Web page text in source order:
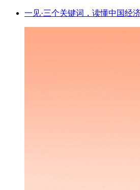
一见·三个关键词，读懂中国经